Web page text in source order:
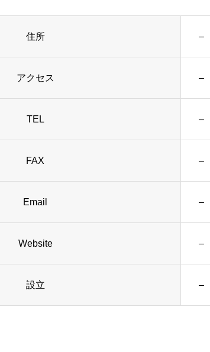
住所 –
アクセス –
TEL –
FAX –
Email –
Website –
設立 –